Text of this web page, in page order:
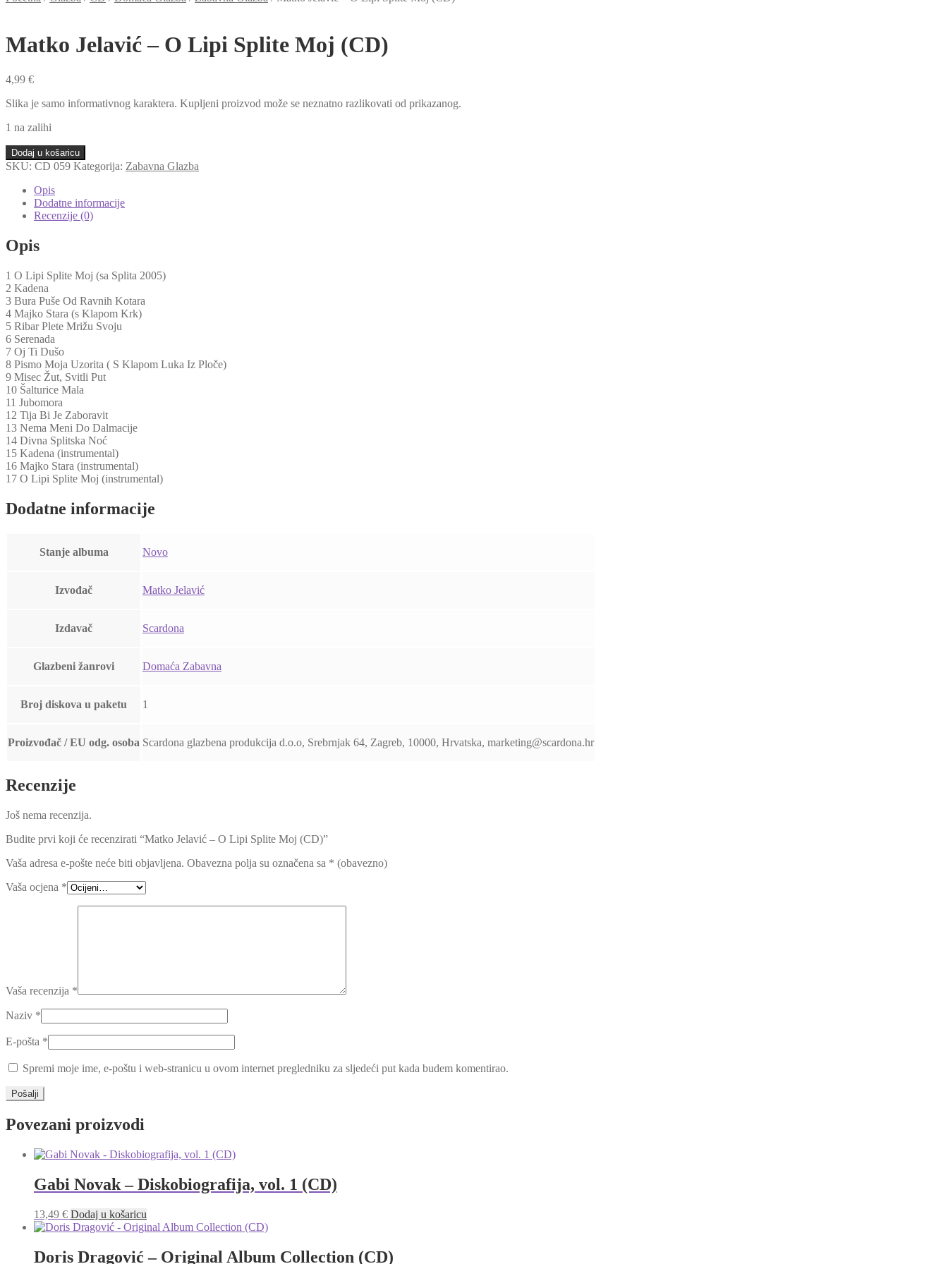
Matko Jelavić – O Lipi Splite Moj (CD)
4,99 €
Slika je samo informativnog karaktera. Kupljeni proizvod može se neznatno razlikovati od prikazanog.
1 na zalihi
Matko
Jelavić
Lipi
Splite
(CD)
količina
Dodaj u košaricu
SKU: CD 059 Kategorija: Zabavna Glazba
Opis
Dodatne informacije
Recenzije (0)
Opis
1 O Lipi Splite Moj (sa Splita 2005)
2 Kadena
3 Bura Puše Od Ravnih Kotara
4 Majko Stara (s Klapom Krk)
5 Ribar Plete Mrižu Svoju
6 Serenada
7 Oj Ti Dušo
8 Pismo Moja Uzorita ( S Klapom Luka Iz Ploče)
9 Misec Žut, Svitli Put
10 Šalturice Mala
11 Jubomora
12 Tija Bi Je Zaboravit
13 Nema Meni Do Dalmacije
14 Divna Splitska Noć
15 Kadena (instrumental)
16 Majko Stara (instrumental)
17 O Lipi Splite Moj (instrumental)
Dodatne informacije
Stanje albuma Novo
Izvođač Matko Jelavić
Izdavač Scardona
Glazbeni žanrovi Domaća Zabavna
Broj diskova u paketu 1
Proizvođač / EU odg. osoba Scardona glazbena produkcija d.o.o, Srebrnjak 64, Zagreb, 10000, Hrvatska, marketing@scardona.hr
Recenzije
Još nema recenzija.
Budite prvi koji će recenzirati “Matko Jelavić – O Lipi Splite Moj (CD)”
Vaša adresa e-pošte neće biti objavljena. Obavezna polja su označena sa * (obavezno)
Vaša ocjena *
Vaša recenzija *
Naziv *
E-pošta *
Spremi moje ime, e-poštu i web-stranicu u ovom internet pregledniku za sljedeći put kada budem komentirao.
Povezani proizvodi
Gabi Novak – Diskobiografija, vol. 1 (CD)
13,49 € Dodaj u košaricu
Doris Dragović – Original Album Collection (CD)